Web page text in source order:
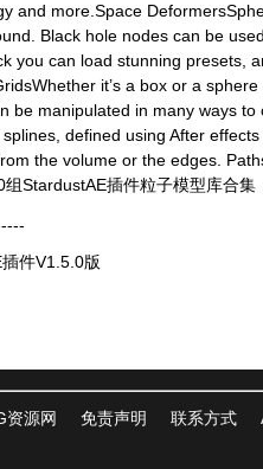
and more.Space
Black hole nodes can be
you can load stunning presets,
it’s a box or a
be manipulated in many ways
defined using After
the volume or the edges.
StardustAE插件粒子模型库合集
件V1.5.0版
资源网 免责声明 联系方式